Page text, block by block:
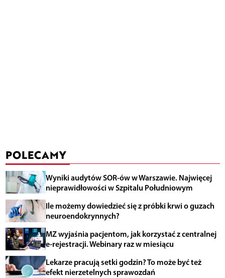
POLECAMY
Wyniki audytów SOR-ów w Warszawie. Najwięcej
nieprawidłowości w Szpitalu Południowym
Ile możemy dowiedzieć się z próbki krwi o guzach
neuroendokrynnych?
MZ wyjaśnia pacjentom, jak korzystać z centralnej
e-rejestracji. Webinary raz w miesiącu
Lekarze pracują setki godzin? To może być też
efekt nierzetelnych sprawozdań